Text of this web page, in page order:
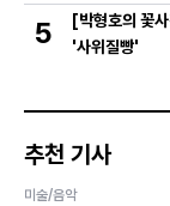
5
[박형호의 꽃
'사위질빵'
추천 기사
미술/음악